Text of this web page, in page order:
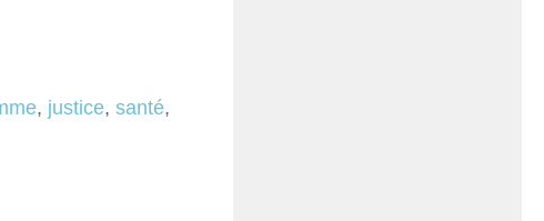
, justice, santé,